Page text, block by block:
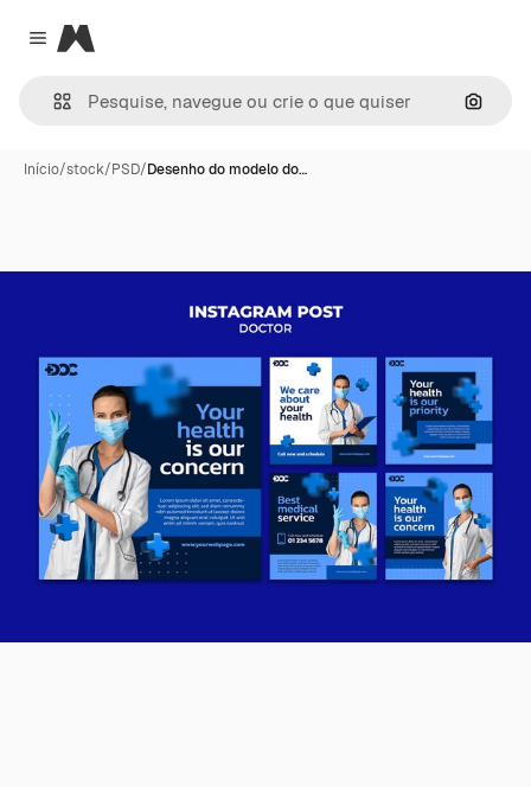
Close menu
Magnific
Início/stock/PSD/Desenho do modelo do…